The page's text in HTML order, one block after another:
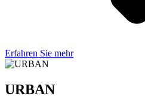
Erfahren Sie mehr
URBAN